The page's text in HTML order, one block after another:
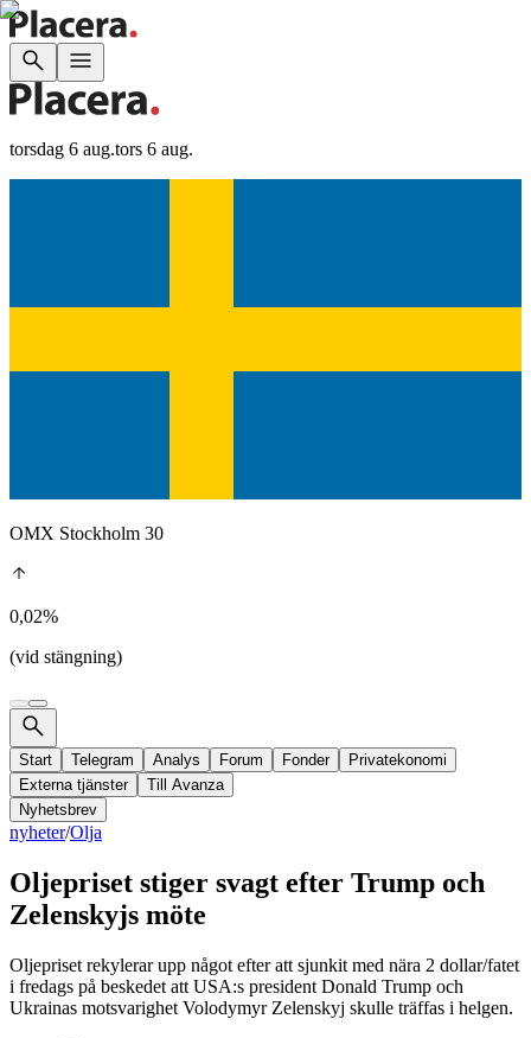
torsdag 6 aug.tors 6 aug.
OMX Stockholm 30
0,02%
(vid stängning)
Start Telegram Analys Forum Fonder
Privatekonomi
Externa tjänster
Till Avanza
Nyhetsbrev
nyheter/Olja
Oljepriset stiger svagt efter Trump och
Zelenskyjs möte
Oljepriset rekylerar upp något efter att sjunkit med nära 2 dollar/fatet
i fredags på beskedet att USA:s president Donald Trump och
Ukrainas motsvarighet Volodymyr Zelenskyj skulle träffas i helgen.